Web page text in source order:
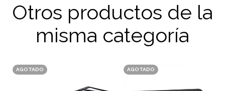
Otros productos de la
misma categoría
AGOTADO AGOTADO